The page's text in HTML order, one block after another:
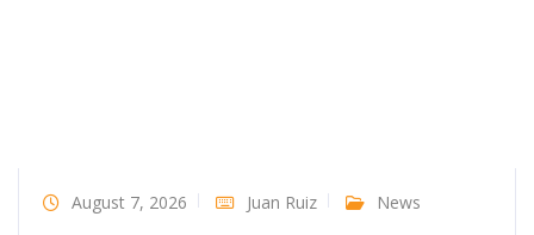
August 7, 2026 Juan Ruiz News